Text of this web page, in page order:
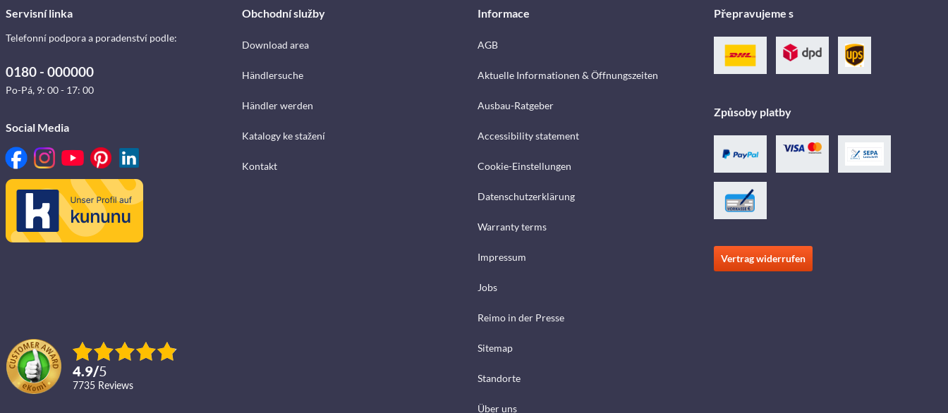
Servisní linka
Telefonní podpora a poradenství podle:
0180 - 000000
Po-Pá, 9: 00 - 17: 00
Social Media
4.9/5
7735 reviews
Obchodní služby
Download area
Händlersuche
Händler werden
Katalogy ke stažení
Kontakt
Informace
AGB
Aktuelle Informationen & Öffnungszeiten
Ausbau-Ratgeber
Accessibility statement
Cookie-Einstellungen
Datenschutzerklärung
Warranty terms
Impressum
Jobs
Reimo in der Presse
Sitemap
Standorte
Über uns
Přepravujeme s
Způsoby platby
Vertrag widerrufen